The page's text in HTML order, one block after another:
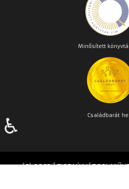
Minősített
Családbarát
(C) 2023 | TISZAÚJVÁROSI